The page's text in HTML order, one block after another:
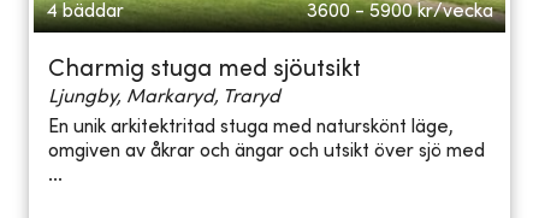
4 bäddar 3600 - 5900 kr/vecka
Charmig stuga med sjöutsikt
Ljungby, Markaryd, Traryd
En unik arkitektritad stuga med naturskönt läge,
omgiven av åkrar och ängar och utsikt över sjö med
...